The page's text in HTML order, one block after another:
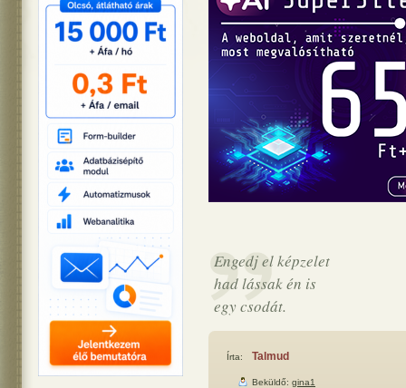
Engedj el képzelet
had lássak én is
egy csodát.
Írta: Talmud
Beküldő: gina1